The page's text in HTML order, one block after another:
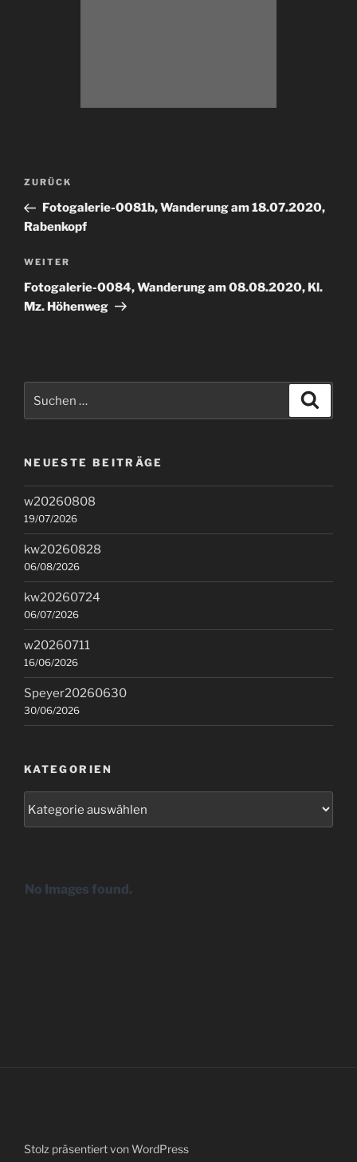
Beitragsnavigation
Vorheriger
Beitrag
ZURÜCK
Fotogalerie-0081b, Wanderung am 18.07.2020,
Rabenkopf
Nächster
Beitrag
WEITER
Fotogalerie-0084, Wanderung am 08.08.2020, Kl.
Mz. Höhenweg
nach:
NEUESTE BEITRÄGE
w20260808
19/07/2026
kw20260828
06/08/2026
kw20260724
06/07/2026
w20260711
16/06/2026
Speyer20260630
30/06/2026
KATEGORIEN
No Images found.
Stolz präsentiert von WordPress